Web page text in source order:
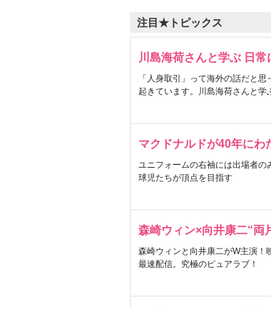
注目★トピックス
川島海荷さんと学ぶ 日
「人身取引」って海外の話だと
起きています。川島海荷さんと学
マクドナルドが40年にわ
ユニフォームの右袖には出場者
球児たちが頂点を目指す
森崎ウィン×向井康二“両
森崎ウィンと向井康二がW主演！
最速配信。究極のピュアラブ！